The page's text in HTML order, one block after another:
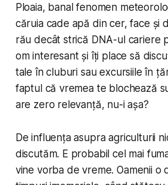
Ploaia, banal fenomen
căruia cade apă din cer, face și
rău decât strică DNA-ul cariere
om interesant și îți place să
tale în cluburi sau excursiile în
faptul că vremea te blochează
are zero relevanță, nu-i așa?
De influența asupra agriculturii
discutăm. E probabil cel mai
vine vorba de vreme. Oamenii o